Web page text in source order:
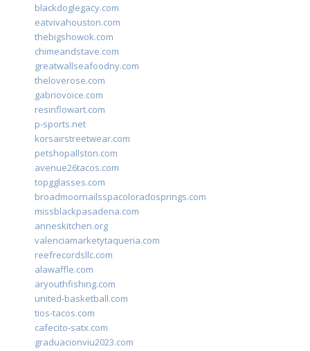
blackdoglegacy.com
eatvivahouston.com
thebigshowok.com
chimeandstave.com
greatwallseafoodny.com
theloverose.com
gabriovoice.com
resinflowart.com
p-sports.net
korsairstreetwear.com
petshopallston.com
avenue26tacos.com
topgglasses.com
broadmoornailsspacoloradosprings.com
missblackpasadena.com
anneskitchen.org
valenciamarketytaqueria.com
reefrecordsllc.com
alawaffle.com
aryouthfishing.com
united-basketball.com
tios-tacos.com
cafecito-satx.com
graduacionviu2023.com